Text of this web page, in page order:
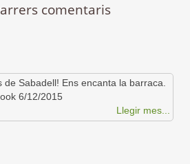
comentaris
de Sabadell! Ens encanta la barraca.
6/12/2015
Llegir mes...